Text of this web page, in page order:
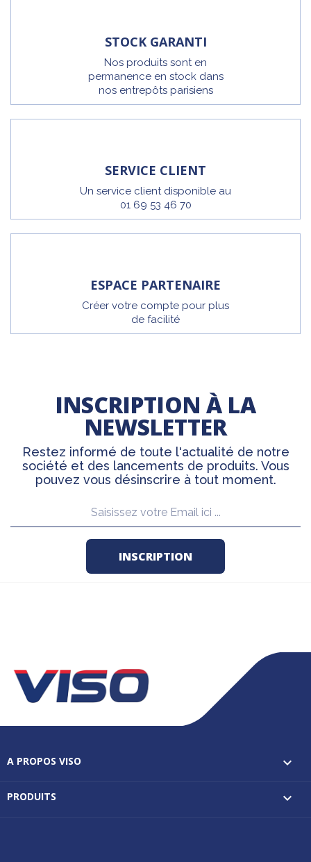
STOCK GARANTI
Nos produits sont en
permanence en stock dans
nos entrepôts parisiens
SERVICE CLIENT
Un service client disponible au
01 69 53 46 70
ESPACE PARTENAIRE
Créer votre compte pour plus
de facilité
INSCRIPTION À LA
NEWSLETTER
Restez informé de toute l'actualité de notre
société et des lancements de produits. Vous
pouvez vous désinscrire à tout moment.
A PROPOS VISO 
PRODUITS 